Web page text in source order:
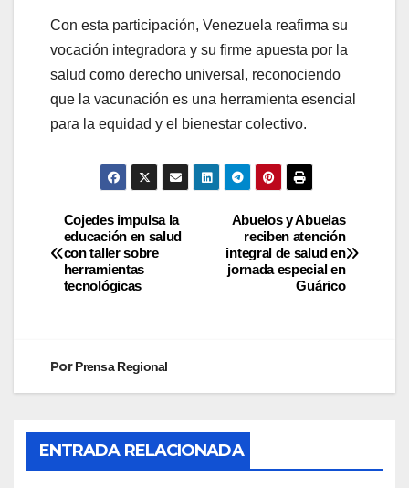
Con esta participación, Venezuela reafirma su
vocación integradora y su firme apuesta por la
salud como derecho universal, reconociendo
que la vacunación es una herramienta esencial
para la equidad y el bienestar colectivo.
Abuelos y Abuelas
reciben atención
integral de salud en
jornada especial en
Guárico
Cojedes impulsa la
educación en salud
con taller sobre
herramientas
tecnológicas
PorPrensa Regional
ENTRADA RELACIONADA